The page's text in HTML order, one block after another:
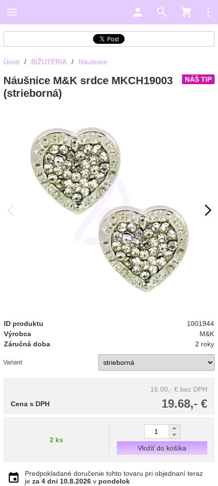
Úvod / BIŽUTÉRIA / Náušnice
NÁŠ TIP
Náušnice M&K srdce MKCH19003
(strieborná)
ID produktu
1001944
Výrobca
M&K
Záručná doba
2 roky
Variant
16.00,- € bez DPH
19.68,- €
Cena s DPH
2 ks
Vložiť do košíka
Predpokladané doručenie tohto tovaru pri objednaní teraz
je za 4 dni 10.8.2026 v pondelok